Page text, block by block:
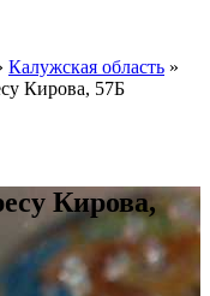
Калужская область »
Кирова, 57Б
Кирова,